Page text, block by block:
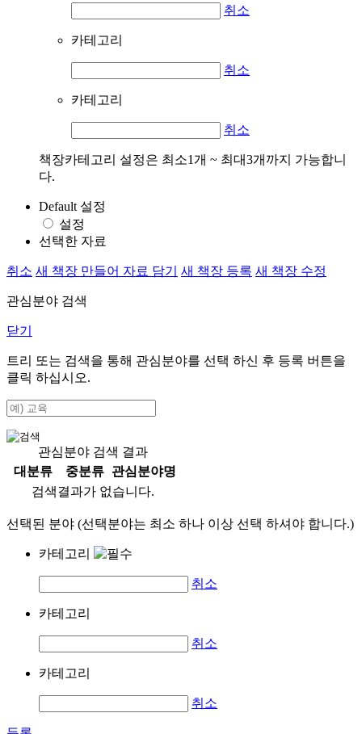
취소
카테고리
취소
카테고리
취소
책장카테고리 설정은 최소1개 ~ 최대3개까지 가능합니
다.
Default 설정
설정
선택한 자료
취소 새 책장 만들어 자료 담기 새 책장 등록 새 책장 수정
관심분야 검색
닫기
트리 또는 검색을 통해 관심분야를 선택 하신 후 등록 버튼을
클릭 하십시오.
관심분야 검색 결과
대분류
중분류
관심분야명
검색결과가 없습니다.
선택된 분야 (선택분야는 최소 하나 이상 선택 하셔야 합니다.)
카테고리
취소
카테고리
취소
카테고리
취소